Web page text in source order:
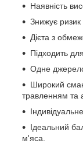
Наявність
Знижує ризик
Дієта з
Підходить
Одне джерело
Широкий
травленням та
Ідеальний
м'яса.